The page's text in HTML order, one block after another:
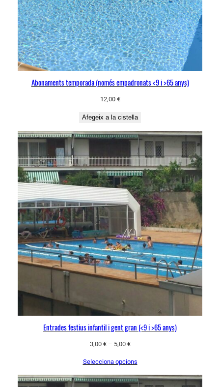
Abonaments temporada (només empadronats <9 i >65 anys)
12,00 €
Afegeix a la cistella
Entrades festius infantil i gent gran (<9 i >65 anys)
3,00 €– 5,00 €
Selecciona opcions